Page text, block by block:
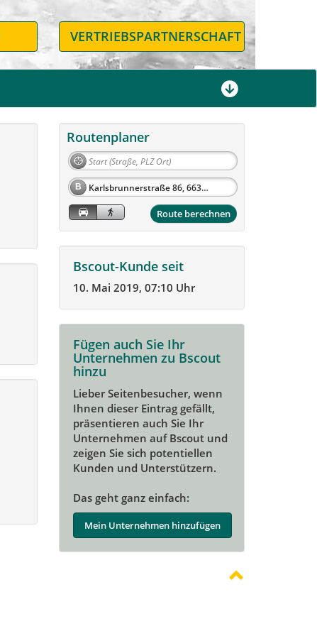
VERTRIEBSPARTNERSCHAFT
Routenplaner
B
Route berechnen
Bscout-Kunde seit
10. Mai 2019, 07:10 Uhr
Fügen auch Sie Ihr
Unternehmen zu Bscout
hinzu
Lieber Seitenbesucher, wenn
Ihnen dieser Eintrag gefällt,
präsentieren auch Sie Ihr
Unternehmen auf Bscout und
zeigen Sie sich potentiellen
Kunden und Unterstützern.
Das geht ganz einfach:
Mein Unternehmen hinzufügen